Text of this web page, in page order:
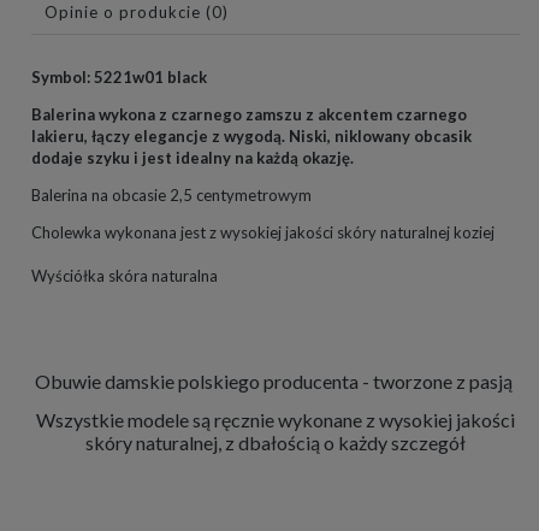
Opinie o produkcie (0)
Symbol: 5221w01 black
Balerina wykona z czarnego zamszu z akcentem czarnego
lakieru, łączy elegancje z wygodą. Niski, niklowany obcasik
dodaje szyku i jest idealny na każdą okazję.
Balerina na obcasie 2,5 centymetrowym
Cholewka wykonana jest z wysokiej jakości skóry naturalnej koziej
Wyściółka skóra naturalna
Obuwie damskie polskiego producenta - tworzone z pasją
Wszystkie modele są ręcznie wykonane z wysokiej jakości
skóry naturalnej, z dbałością o każdy szczegół